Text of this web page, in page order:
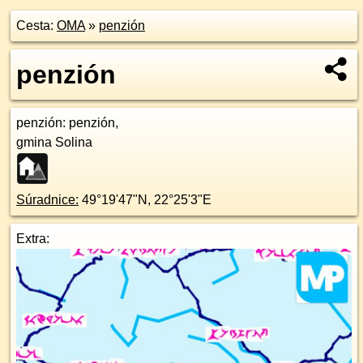
Cesta: OMA» penzión
penzión
penzión: penzión,
gmina Solina
Súradnice: 49°19'47"N , 22°25'3"E
Extra: